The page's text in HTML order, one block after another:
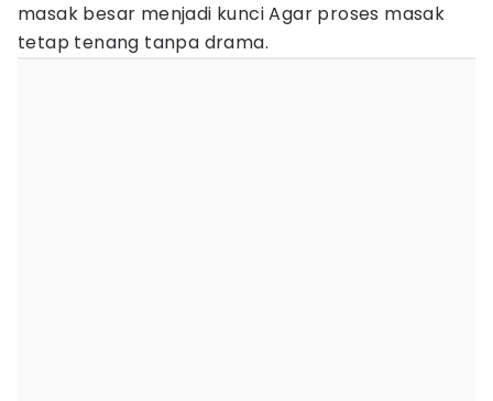
masak besar menjadi kunci Agar proses masak
tetap tenang tanpa drama.